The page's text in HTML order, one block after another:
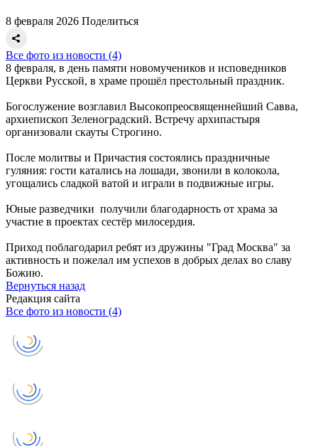
8 февраля 2026 Поделиться
Все фото из новости (4)
8 февраля, в день памяти новомучеников и исповедников
Церкви Русской, в храме прошёл престольный праздник.
Богослужение возглавил Высокопреосвященнейший Савва,
архиепископ Зеленоградский. Встречу архипастыря
организовали скауты Строгино.
После молитвы и Причастия состоялись праздничные
гуляния: гости катались на лошади, звонили в колокола,
угощались сладкой ватой и играли в подвижные игры.
Юные разведчики получили благодарность от храма за
участие в проектах сестёр милосердия.
Приход поблагодарил ребят из дружины "Град Москва" за
активность и пожелал им успехов в добрых делах во славу
Божию.
Вернуться назад
Редакция сайта
Все фото из новости (4)